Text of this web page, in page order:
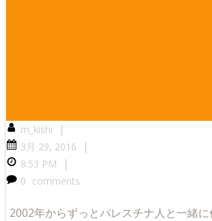
m_kishi |
3月 29, 2016 |
8:53 PM |
0 comments
2002年からずっとパレスチナ人と一緒